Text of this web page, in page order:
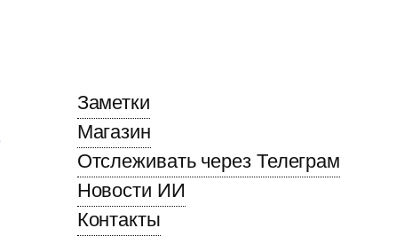
Заметки
Магазин
Отслеживать через Телеграм
Новости ИИ
Контакты